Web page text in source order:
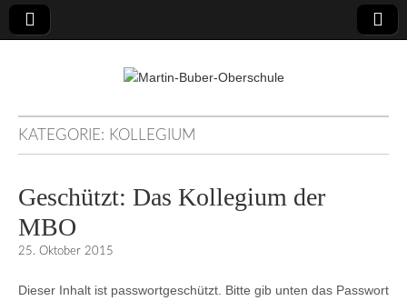
Martin-Buber-
Oberschule
KATEGORIE: KOLLEGIUM
Geschützt: Das Kollegium der
MBO
25. Oktober 2015
Dieser Inhalt ist passwortgeschützt. Bitte gib unten das Passwort